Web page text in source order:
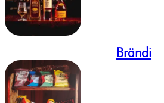
Brändi